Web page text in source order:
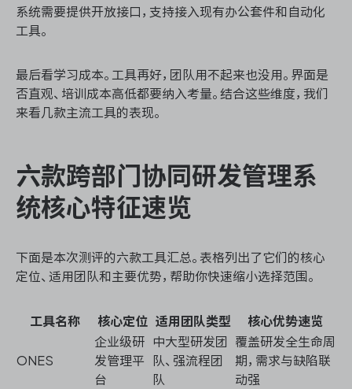
系统需要提供开放接口，支持接入现有办公套件和自动化
工具。
最后看学习成本。工具再好，团队用不起来也没用。界面是
否直观、培训成本高低都要纳入考量。结合这些维度，我们
来看几款主流工具的表现。
六款跨部门协同研发管理系
统核心特征速览
下面是本次测评的六款工具汇总。表格列出了它们的核心
定位、适用团队和主要优势，帮助你快速缩小选择范围。
工具名称 核心定位 适用团队类型 核心优势速览
ONES
企业级研
发管理平
台
中大型研发团
队、强流程团
队
覆盖研发全生命周
期，需求与缺陷联
动强